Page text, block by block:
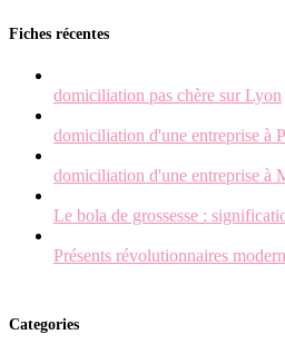
Fiches récentes
domiciliation pas chère sur Lyon
domiciliation d'une entreprise à
domiciliation d'une entreprise à
Le bola de grossesse :
Présents révolutionnaires
Categories